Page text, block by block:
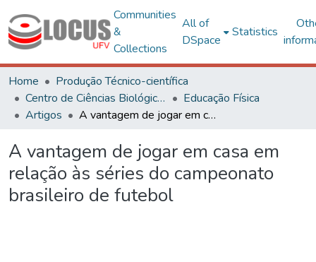
Communities
&
Collections
All of
DSpace
Statistics
Home
Produção Técnico-científica
Centro de Ciências Biológicas e da Saúde
Educação Física
Artigos
A vantagem de jogar em casa em relação às séries do campeonato brasileiro de futebol
A vantagem de jogar em casa em
relação às séries do campeonato
brasileiro de futebol